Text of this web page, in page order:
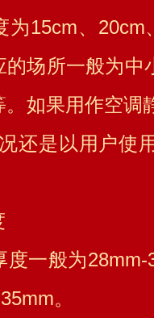
为15cm、20cm
场所一般为中
如果用作空调
还是以用户使
度一般为
。